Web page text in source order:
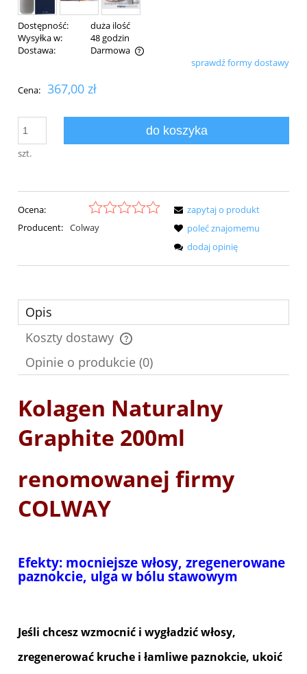
Dostępność:
duża ilość
Wysyłka w:
48 godzin
Dostawa:
Darmowa
Cena nie zawiera ewentualnych kosztów płatnościsprawdź formy dostawy
Cena: 367,00 zł
szt.
do koszyka
Ocena:
Producent: Colway
zapytaj o produkt
poleć znajomemu
dodaj opinię
Opis
Koszty dostawy
Cena nie zawiera ewentualnych kosztów płatności
Opinie o produkcie (0)
Kolagen Naturalny
Graphite 200ml
renomowanej firmy
COLWAY
Efekty: mocniejsze włosy, zregenerowane
paznokcie, ulga w bólu stawowym
Jeśli chcesz wzmocnić i wygładzić włosy,
zregenerować kruche i łamliwe paznokcie, ukoić